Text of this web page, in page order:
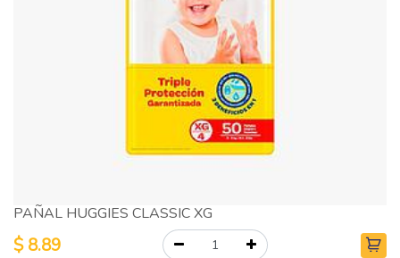
PAÑAL HUGGIES CLASSIC XG
$8.89